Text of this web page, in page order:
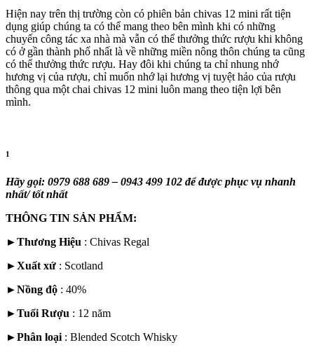
Hiện nay trên thị trường còn có phiên bản chivas 12 mini rất tiện
dụng giúp chúng ta có thể mang theo bên mình khi có những
chuyến công tác xa nhà mà vẫn có thể thưởng thức rượu khi không
có ở gần thành phố nhất là về những miền nông thôn chúng ta cũng
có thể thưởng thức rượu. Hay đôi khi chúng ta chỉ nhung nhớ
hương vị của rượu, chỉ muốn nhớ lại hương vị tuyệt hảo của rượu
thông qua một chai chivas 12 mini luôn mang theo tiện lợi bên
mình.
1
Hãy gọi: 0979 688 689 – 0943 499 102 để được phục vụ nhanh
nhất/ tốt nhất
THÔNG TIN SẢN PHẨM:
►Thương Hiệu : Chivas Regal
►Xuất xứ : Scotland
►Nồng độ : 40%
►Tuổi Rượu : 12 năm
►Phân loại : Blended Scotch Whisky